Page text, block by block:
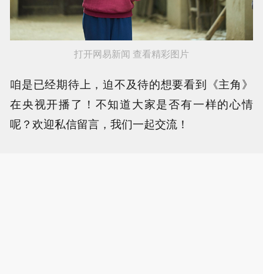
打开网易新闻 查看精彩图片
咱是已经期待上，迫不及待的想要看到《主角》
在央视开播了！不知道大家是否有一样的心情
呢？欢迎私信留言，我们一起交流！